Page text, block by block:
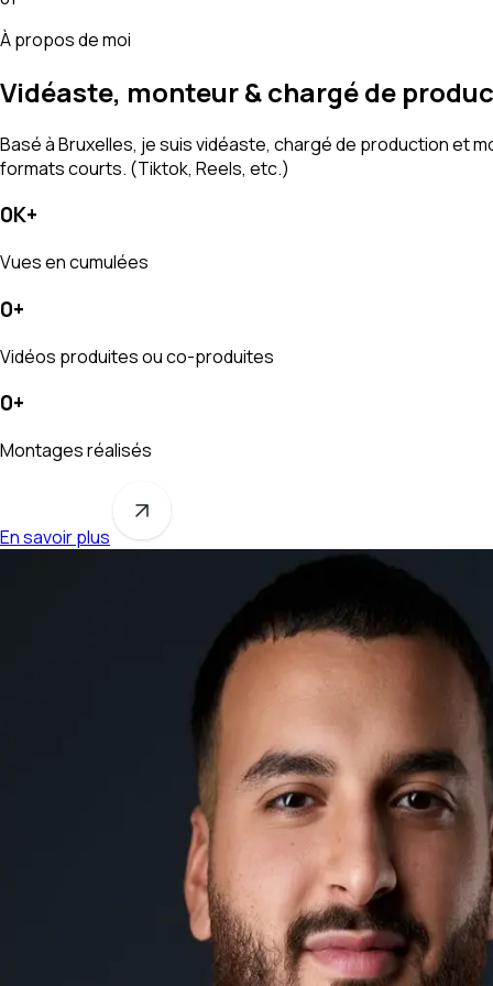
À propos de moi
Vidéaste, monteur & chargé de
Basé à Bruxelles, je suis vidéaste, chargé de production et
formats courts. (Tiktok, Reels, etc.)
0K+
Vues en cumulées
0+
Vidéos produites ou co-produites
0+
Montages réalisés
En savoir plus